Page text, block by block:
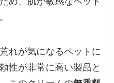
れが気になるペットに
性が非常に高い製品と